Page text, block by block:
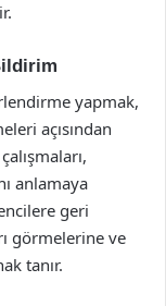
yapmak,
açısından
anlamaya
geri
görmelerine ve
tanır.